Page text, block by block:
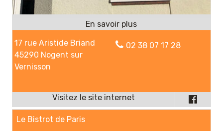
17 rue Aristide Briand
45290 Nogent sur
Vernisson
02 38 07 17 28
Le Bistrot de Paris